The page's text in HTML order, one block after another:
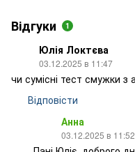
Відгуки 1
Юлія Локтєва
03.12.2025 в 11:47
чи сумісні тест смужки
Відповісти
Анна
03.12.2025 в 11:52